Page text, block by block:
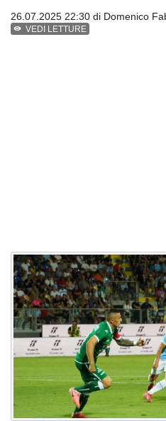
26.07.2025 22:30 di Domenico
VEDI LETTURE